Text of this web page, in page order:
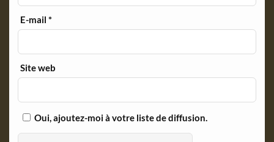
E-mail*
Site web
Oui, ajoutez-moi à votre liste de diffusion.